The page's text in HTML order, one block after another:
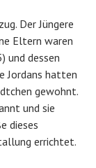
Der Jüngere
Eltern waren
und dessen
Jordans hatten
gewohnt.
und sie
dieses
errichtet.